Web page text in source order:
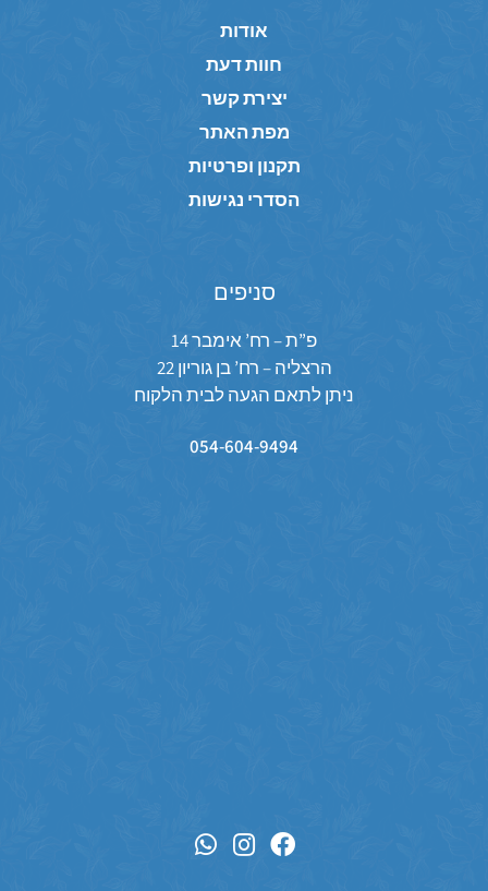
אודות
חוות דעת
יצירת קשר
מפת האתר
תקנון ופרטיות
הסדרי נגישות
סניפים
פ”ת – רח’ אימבר 14
הרצליה – רח’ בן גוריון 22
ניתן לתאם הגעה לבית הלקוח
054-604-9494